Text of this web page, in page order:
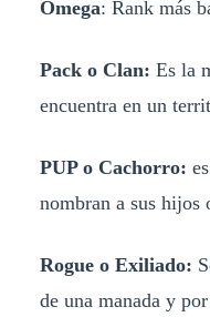
Omega: Rank más
Pack o Clan: Es la
encuentra en un
PUP o Cachorro:
nombran a sus hijos
Rogue o Exiliado:
de una manada y